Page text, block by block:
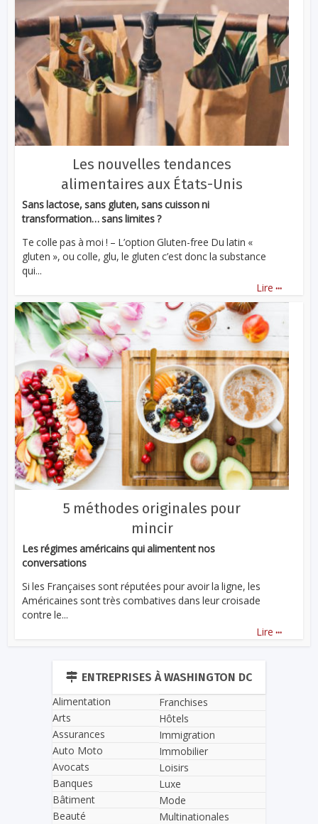
Les nouvelles tendances
alimentaires aux États-Unis
Sans lactose, sans gluten, sans cuisson ni
transformation… sans limites ?
Te colle pas à moi ! – L’option Gluten-free Du latin «
gluten », ou colle, glu, le gluten c’est donc la substance
qui...
Lire ...
5 méthodes originales pour
mincir
Les régimes américains qui alimentent nos
conversations
Si les Françaises sont réputées pour avoir la ligne, les
Américaines sont très combatives dans leur croisade
contre le...
Lire ...
ENTREPRISES À WASHINGTON DC
Alimentation
Arts
Assurances
Auto Moto
Avocats
Banques
Bâtiment
Beauté
Franchises
Hôtels
Immigration
Immobilier
Loisirs
Luxe
Mode
Multinationales